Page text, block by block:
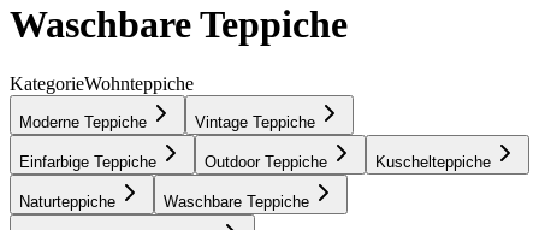
Waschbare Teppiche
KategorieWohnteppiche
Moderne Teppiche Vintage Teppiche
Einfarbige Teppiche Outdoor Teppiche Kuschelteppiche
Naturteppiche Waschbare Teppiche